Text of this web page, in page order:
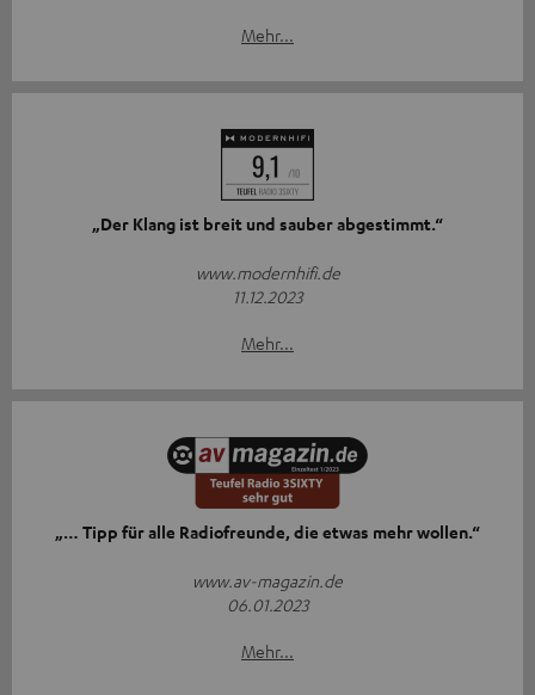
Mehr...
„Der Klang ist breit und sauber abgestimmt.“
www.modernhifi.de
11.12.2023
Mehr...
„… Tipp für alle Radiofreunde, die etwas mehr wollen.“
www.av-magazin.de
06.01.2023
Mehr...